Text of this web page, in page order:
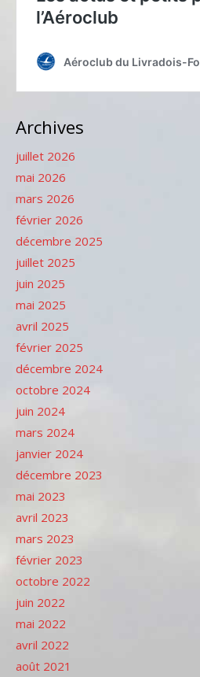
Archives
juillet 2026
mai 2026
mars 2026
février 2026
décembre 2025
juillet 2025
juin 2025
mai 2025
avril 2025
février 2025
décembre 2024
octobre 2024
juin 2024
mars 2024
janvier 2024
décembre 2023
mai 2023
avril 2023
mars 2023
février 2023
octobre 2022
juin 2022
mai 2022
avril 2022
août 2021